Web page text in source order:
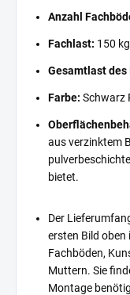
Anzahl
Fachlast: 150 kg
Gesamtlast des
Farbe: Schwarz
aus verzinktem
bietet.
Der
ersten Bild oben
Fachböden,
Muttern. Sie
Montage